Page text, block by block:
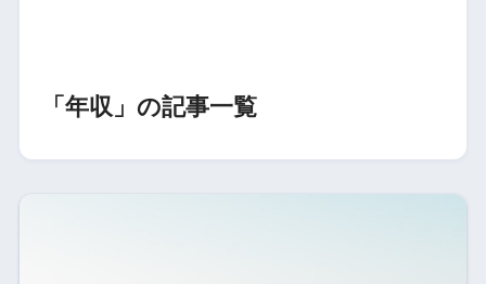
「年収」の記事一覧